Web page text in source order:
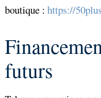
boutique : https://
futurs